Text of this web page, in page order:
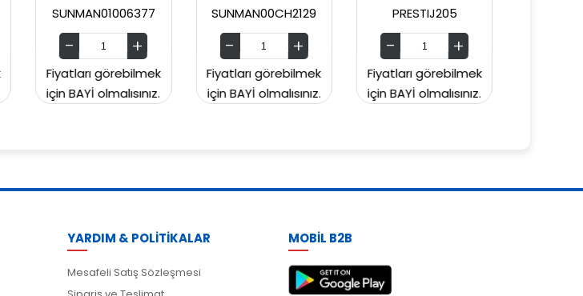
SUNMAN00CH2129
Fiyatları görebilmek
için BAYİ olmalısınız.
PRESTIJ205
Fiyatları görebilmek
için BAYİ olmalısınız.
PRESTIJ203
Fiyatları görebilmek
için BAYİ olmalısınız.
YARDIM & POLİTİKALAR
Mesafeli Satış Sözleşmesi
MOBİL B2B